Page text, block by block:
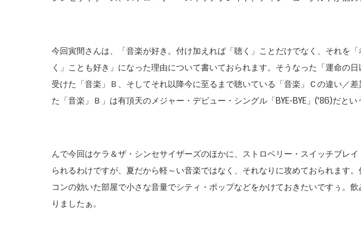
今回寅間さんは、「音楽が好き。付け加えれば「聴く」ことだけでなく、それを
く」ことも好き」になった理由について書いておられます。そうなった「運命の
受けた「音楽」Ｂ、そしてそれ以降今に至るまで聴いている「音楽」Ｃの違い／
た「音楽」Ｂ」は有頂天のメジャー・デビュー・シングル「BYE-BYE」(‘86)だとい
んで今回はケラ＆ザ・シンセサイザーズのほかに、ストロベリー・スイッチブレ
られるわけですが、夏だから軽～い音楽ではなく、それなりに攻めておられます
コンの効いた部屋で小さな音量でシティ・ポップなどをかけておきたいですぅ。
りましたぁ。